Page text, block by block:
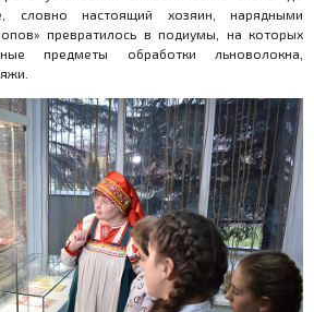
словно настоящий хозяин, нарядными
превратилось в подиумы, на которых
предметы обработки льноволокна,